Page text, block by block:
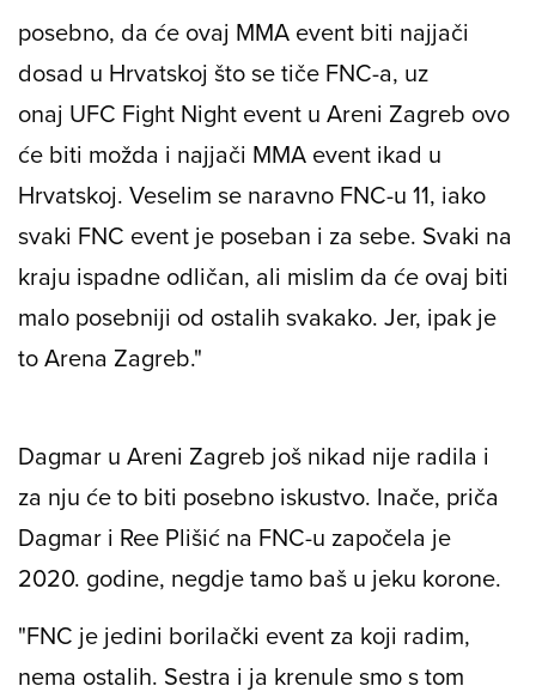
posebno, da će ovaj MMA event biti najjači
dosad u Hrvatskoj što se tiče FNC-a, uz
onaj UFC Fight Night event u Areni Zagreb ovo
će biti možda i najjači MMA event ikad u
Hrvatskoj. Veselim se naravno FNC-u 11, iako
svaki FNC event je poseban i za sebe. Svaki na
kraju ispadne odličan, ali mislim da će ovaj biti
malo posebniji od ostalih svakako. Jer, ipak je
to Arena Zagreb."
Dagmar u Areni Zagreb još nikad nije radila i
za nju će to biti posebno iskustvo. Inače, priča
Dagmar i Ree Plišić na FNC-u započela je
2020. godine, negdje tamo baš u jeku korone.
"FNC je jedini borilački event za koji radim,
nema ostalih. Sestra i ja krenule smo s tom